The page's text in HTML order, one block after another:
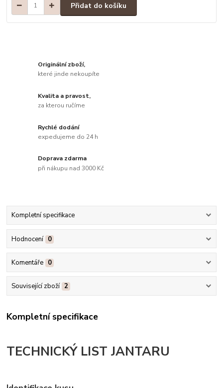
Přidat do košíku
Originální zboží,
které jinde nekoupíte
Kvalita a pravost,
za kterou ručíme
Rychlé dodání
expedujeme do 24 h
Doprava zdarma
při nákupu nad 3000 Kč
Kompletní specifikace
Hodnocení 0
Komentáře 0
Související zboží 2
Kompletní specifikace
TECHNICKÝ LIST JANTARU